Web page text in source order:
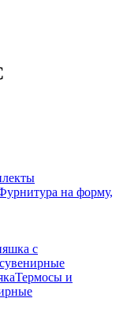
на форму,
с
Термосы и